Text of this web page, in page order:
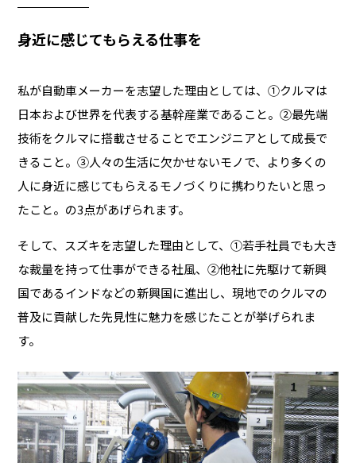
身近に感じてもらえる仕事を
私が自動車メーカーを志望した理由としては、①クルマは
日本および世界を代表する基幹産業であること。②最先端
技術をクルマに搭載させることでエンジニアとして成長で
きること。③人々の生活に欠かせないモノで、より多くの
人に身近に感じてもらえるモノづくりに携わりたいと思っ
たこと。の3点があげられます。
そして、スズキを志望した理由として、①若手社員でも大き
な裁量を持って仕事ができる社風、②他社に先駆けて新興
国であるインドなどの新興国に進出し、現地でのクルマの
普及に貢献した先見性に魅力を感じたことが挙げられま
す。